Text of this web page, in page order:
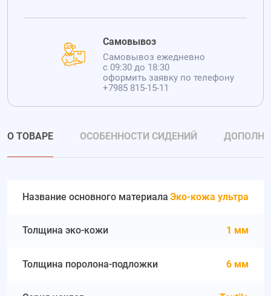
Самовывоз
Самовывоз ежедневно
с 09:30 до 18:30
оформить заявку по телефону
+7985 815-15-11
О ТОВАРЕ ОСОБЕННОСТИ СИДЕНИЙ
Название основного материала Эко-кожа ультра
Толщина эко-кожи 1 мм
Толщина поролона-подложки 6 мм